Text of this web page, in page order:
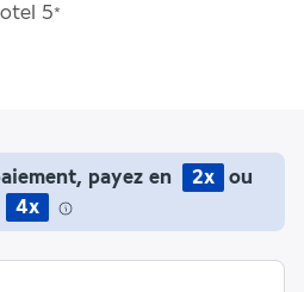
5*
payez en 2x
ou
4x